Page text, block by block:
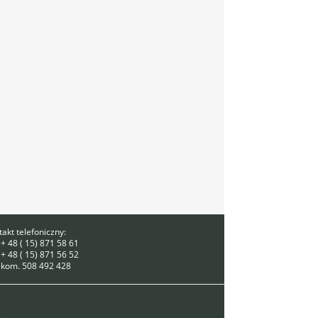
telefoniczny:
48 ( 15) 871 58 61
48 ( 15) 871 56 52
508 492 428